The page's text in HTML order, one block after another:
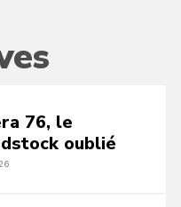
76, le
oublié